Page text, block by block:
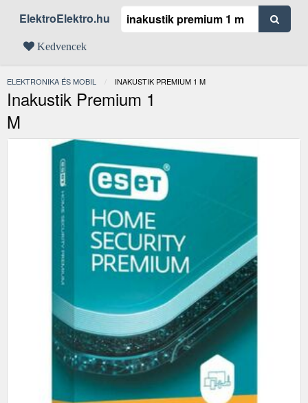
ElektroElektro.hu
Kedvencek
ELEKTRONIKA ÉS MOBIL JELENLEGI:
INAKUSTIK PREMIUM 1 M
Inakustik Premium 1
M